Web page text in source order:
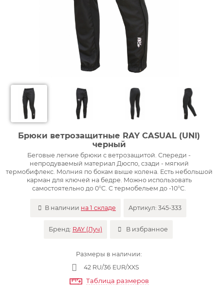
Брюки ветрозащитные RAY CASUAL (UNI)
черный
Беговые легкие брюки с ветрозащитой. Спереди -
непродуваемый материал Дюспо, сзади - мягкий
термобифлекс. Молния по бокам выше колена. Есть небольшой
карман для ключей на бедре. Можно использовать
самостоятельно до 0°С. С термобельем до -10°С.
В наличии на 1 складе Артикул:345-333
Бренд: RAY (Луч) В избранное
Размеры в наличии:
42 RU/36 EUR/XXS
Таблица размеров